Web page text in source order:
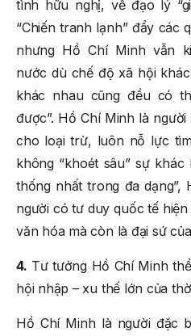
tình hữu nghị, về đạo lý
“Chiến tranh lạnh” đẩy các
nhưng Hồ Chí Minh vẫn
nước dù chế độ xã hội
khác nhau cũng đều có
được”. Hồ Chí Minh là
cho loại trừ, luôn nỗ lực
không “khoét sâu” sự
thống nhất trong đa
người có tư duy quốc tế
văn hóa mà còn là đại sứ
4. Tư tưởng Hồ Chí Minh
hội nhập – xu thế lớn của
Hồ Chí Minh là người đặc